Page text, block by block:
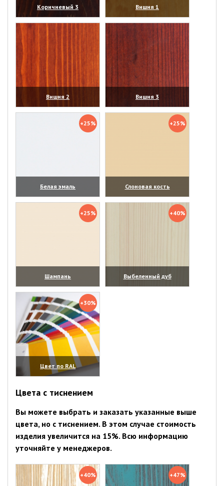
Коричневый 3
(увеличить)
Вишня 1
(увеличить)
Вишня 2
(увеличить)
Вишня 3
(увеличить)
+25%
Белая эмаль
(увеличить)
+25%
Слоновая кость
(увеличить)
+25%
Шампань
(увеличить)
+40%
Выбеленный дуб
(увеличить)
+30%
Цвет по RAL
(увеличить)
Цвета с тиснением
Вы можете выбрать и заказать указанные выше
цвета, но с тиснением. В этом случае стоимость
изделия увеличится на 15%. Всю информацию
уточняйте у менеджеров.
+40% +47%